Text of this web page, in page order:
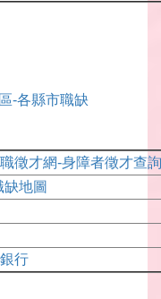
-各縣市職缺
徵才網-身障者徵才查詢
地圖
行